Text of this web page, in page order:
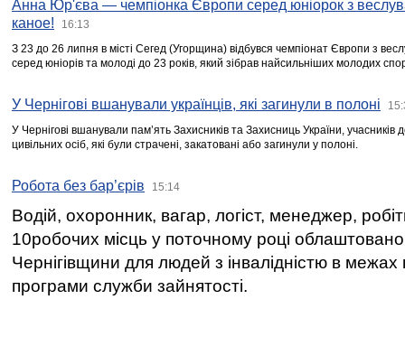
Анна Юр'єва — чемпіонка Європи серед юніорок з
каное!
16:13
З 23 до 26 липня в місті Сегед (Угорщина) відбувся чемпіонат Європи з
серед юніорів та молоді до 23 років, який зібрав найсильніших молодих
У Чернігові вшанували українців, які загинули в полоні
У Чернігові вшанували пам’ять Захисників та Захисниць України,
цивільних осіб, які були страчені, закатовані або загинули у полоні.
Робота без бар’єрів 15:14
Водій, охоронник, вагар, логіст, менеджер,
10робочих місць у поточному році
Чернігівщини для людей з інвалідністю в межах
програми служби зайнятості.